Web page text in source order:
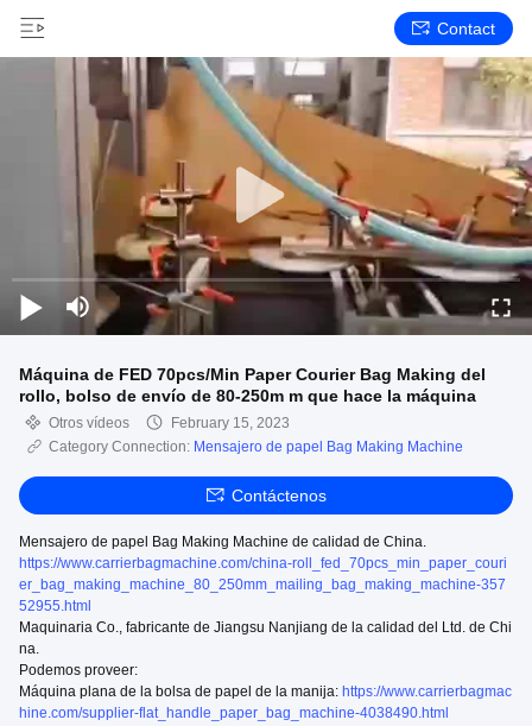
Contact
Máquina de FED 70pcs/Min Paper Courier Bag Making del
rollo, bolso de envío de 80-250m m que hace la máquina
Otros vídeos
February 15, 2023
Category Connection: Mensajero de papel Bag Making Machine
Contáctenos
Mensajero de papel Bag Making Machine de calidad de China.
https://www.carrierbagmachine.com/china-roll_fed_70pcs_min_paper_couri
er_bag_making_machine_80_250mm_mailing_bag_making_machine-357
52955.html
Maquinaria Co., fabricante de Jiangsu Nanjiang de la calidad del Ltd. de Chi
na.
Podemos proveer:
Máquina plana de la bolsa de papel de la manija: https://www.carrierbagmac
hine.com/supplier-flat_handle_paper_bag_machine-4038490.html